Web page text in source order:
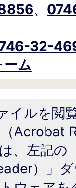
、
32-
ーム
イルを閲
Acrobat
、左記の
）」